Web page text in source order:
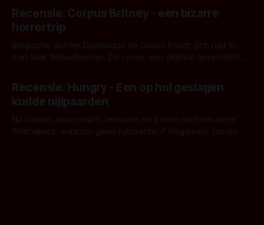
'Skeletons', een nieuwe creature feature waarvoor de
opnames zijn gestart in Australië.
Recensie: Corpus Britney - een bizarre
horrortrip
Belgische dichter Dominique de Groen houdt zich niet in
met haar debuutroman. De cover, een digitaal gerenderd en
achtergrond, belooft iets kleurrijks maar onheilspellends,
iets ongrijpbaars. En dat maakt De Groen met ieder woord
waar.
Recensie: Hungry - Een op hol geslagen
kudde nijlpaarden
Na haaien, anaconda's, leeuwen en beren dachten deze
filmmakers: waarom geen nijlpaarden? Regisseur James